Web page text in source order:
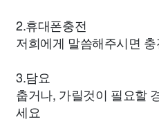
2.휴대폰충전
저희에게 말씀해주시면
3.담요
춥거나, 가릴것이 필요할
세요